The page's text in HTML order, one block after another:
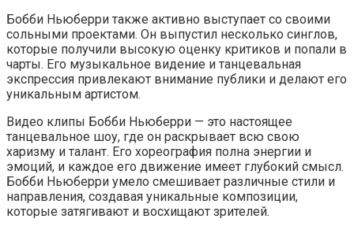
Бобби Ньюберри также активно выступает со своими
сольными проектами. Он выпустил несколько синглов,
которые получили высокую оценку критиков и попали в
чарты. Его музыкальное видение и танцевальная
экспрессия привлекают внимание публики и делают его
уникальным артистом.
Видео клипы Бобби Ньюберри — это настоящее
танцевальное шоу, где он раскрывает всю свою
харизму и талант. Его хореография полна энергии и
эмоций, и каждое его движение имеет глубокий смысл.
Бобби Ньюберри умело смешивает различные стили и
направления, создавая уникальные композиции,
которые затягивают и восхищают зрителей.